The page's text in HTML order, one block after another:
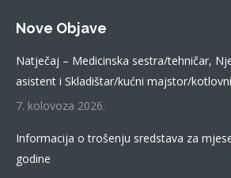
opens
Nove Objave
Natječaj – Medicinska sestra/tehničar,
asistent i Skladištar/kućni majstor/
7. kolovoza 2026.
Informacija o trošenju sredstava za
godine